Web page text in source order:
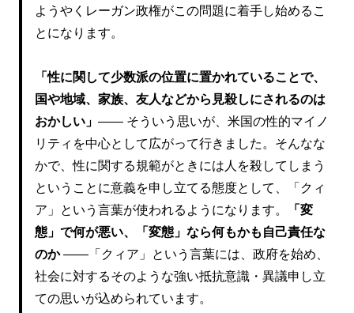
ようやくレーガン政権がこの問題に着手し始めるこ
とになります。
「性に関して少数派の位置に置かれていることで、
国や地域、家族、友人などから見殺しにされるのは
おかしい」 ―― そういう思いが、米国の性的マイノ
リティを中心として広がって行きました。そんなな
かで、性に関する規範がときには人を殺してしまう
ということに意義を申し立てる態度として、「クィ
ア」という言葉が使われるようになります。
「変
態」で何が悪い、「変態」なら何もかも自己責任な
のか――「クィア」という言葉には、政府を始め、
社会に対するそのような強い抵抗意識・異議申し立
ての思いが込められています。